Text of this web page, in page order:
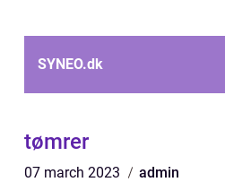
SYNEO.dk
tømrer
07 march 2023 admin